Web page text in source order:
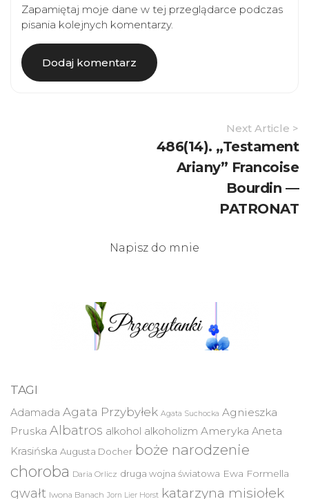
Zapamiętaj moje dane w tej przeglądarce podczas
pisania kolejnych komentarzy.
Next Article >
486(14). „Testament
Ariany” Francoise
Bourdin —
PATRONAT
Napisz do mnie
TAGI
Adamada Agata Przybyłek Agata Suchocka Agnieszka
Pruska Albatros alkohol alkoholizm Ameryka Aneta
Krasińska Augusta Docher boże narodzenie
choroba Daria Orlicz druga wojna światowa Ewa Formella
gwałt Iwona Banach Jorn Lier Horst katarzyna misiołek